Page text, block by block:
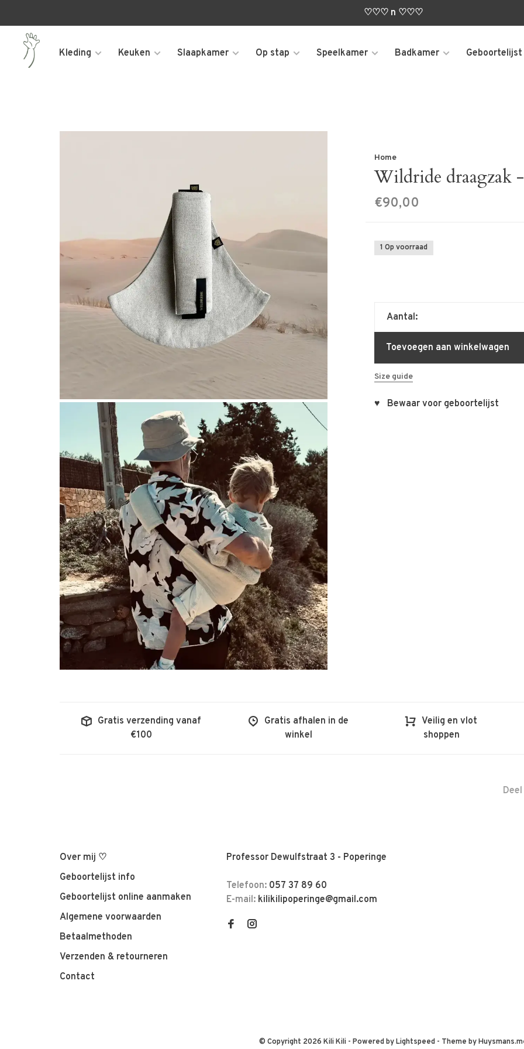
♡♡♡ n ♡♡♡
Kleding Keuken Slaapkamer Op stap Speelkamer Badkamer Geboortelijst
Home
Wildride draagzak
€90,00
1 Op voorraad
Aantal:
Toevoegen aan winkelwagen
Size guide
♥ Bewaar voor geboortelijst
Gratis verzending vanaf
€100
Gratis afhalen in de
winkel
Veilig en vlot
shoppen
Over mij ♡
Geboortelijst info
Geboortelijst online aanmaken
Algemene voorwaarden
Betaalmethoden
Verzenden & retourneren
Contact
Professor Dewulfstraat 3 - Poperinge
Telefoon: 057 37 89 60
E-mail: kilikilipoperinge@gmail.com
© Copyright 2026 Kili Kili - Powered byLightspeed- Theme by